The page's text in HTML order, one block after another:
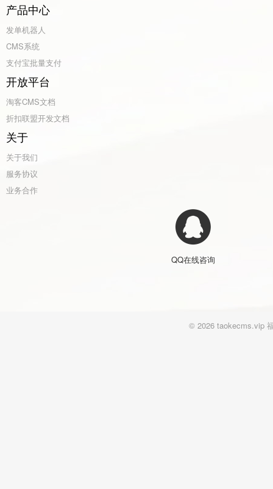
产品中心
发单机器人
CMS系统
支付宝批量支付
开放平台
淘客CMS文档
折扣联盟开发文档
关于
关于我们
服务协议
业务合作
QQ在线咨询
© 2026 taokecms.vip